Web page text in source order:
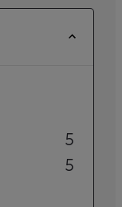
5
5